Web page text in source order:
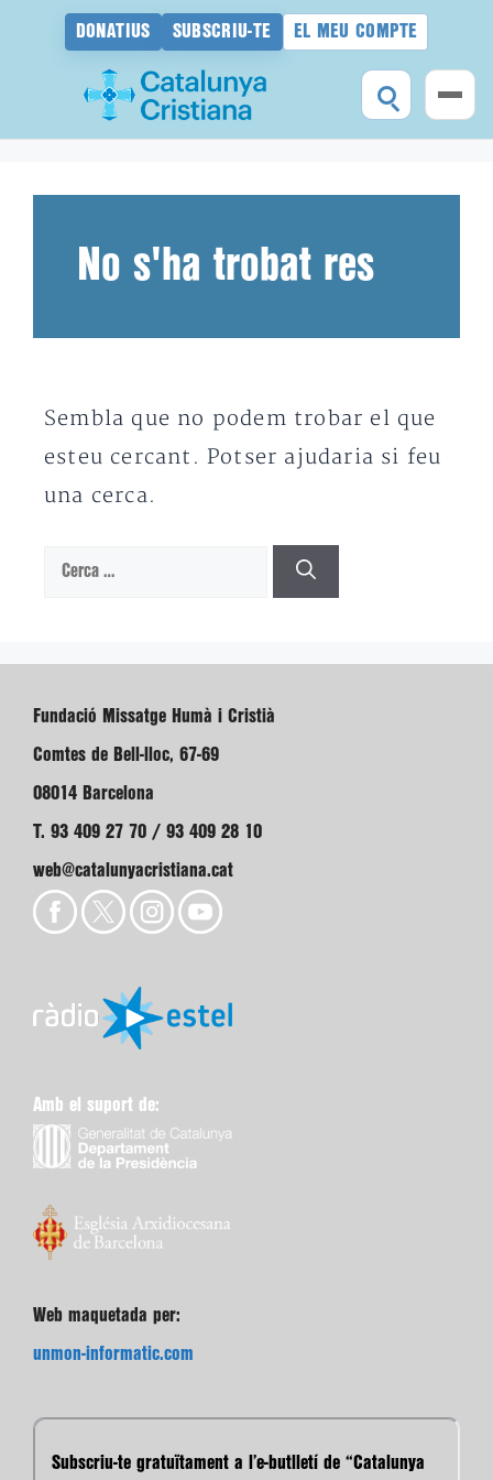
DONATIUS SUBSCRIU-TE EL MEU COMPTE
No s'ha trobat res
Sembla que no podem trobar el que
esteu cercant. Potser ajudaria si feu
una cerca.
Cerca:
Fundació Missatge Humà i Cristià
Comtes de Bell-lloc, 67-69
08014 Barcelona
T. 93 409 27 70 / 93 409 28 10
web@catalunyacristiana.cat
Amb el suport de:
Web maquetada per:
unmon-informatic.com
Subscriu-te gratuïtament a l’e-butlletí de “Catalunya